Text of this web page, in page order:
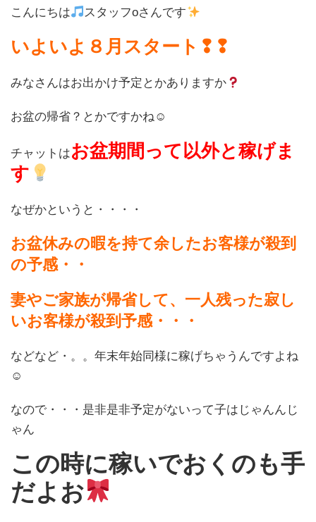
こんにちは スタッフoさんです
いよいよ８月スタート❢❢
みなさんはお出かけ予定とかありますか
お盆の帰省？とかですかね☺
チャットはお盆期間って以外と稼げま
す
なぜかというと・・・・
お盆休みの暇を持て余したお客様が殺到
の予感・・
妻やご家族が帰省して、一人残った寂し
いお客様が殺到予感・・・
などなど・。。年末年始同様に稼げちゃうんですよね
☺
なので・・・是非是非予定がないって子はじゃんんじ
ゃん
この時に稼いでおくのも手
だよお